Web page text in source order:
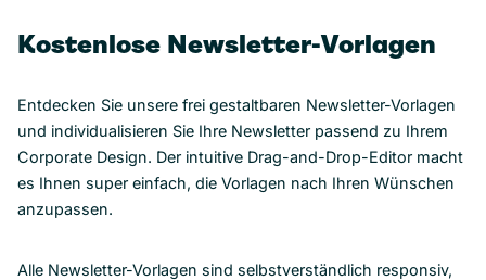
Kostenlose Newsletter-Vorlagen
Entdecken Sie unsere frei gestaltbaren Newsletter-Vorlagen
und individualisieren Sie Ihre Newsletter passend zu Ihrem
Corporate Design. Der intuitive Drag-and-Drop-Editor macht
es Ihnen super einfach, die Vorlagen nach Ihren Wünschen
anzupassen.
Alle Newsletter-Vorlagen sind selbstverständlich responsiv,